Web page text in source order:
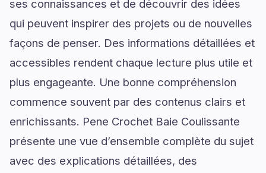
ses connaissances et de découvrir des idées
qui peuvent inspirer des projets ou de nouvelles
façons de penser. Des informations détaillées et
accessibles rendent chaque lecture plus utile et
plus engageante. Une bonne compréhension
commence souvent par des contenus clairs et
enrichissants. Pene Crochet Baie Coulissante
présente une vue d’ensemble complète du sujet
avec des explications détaillées, des